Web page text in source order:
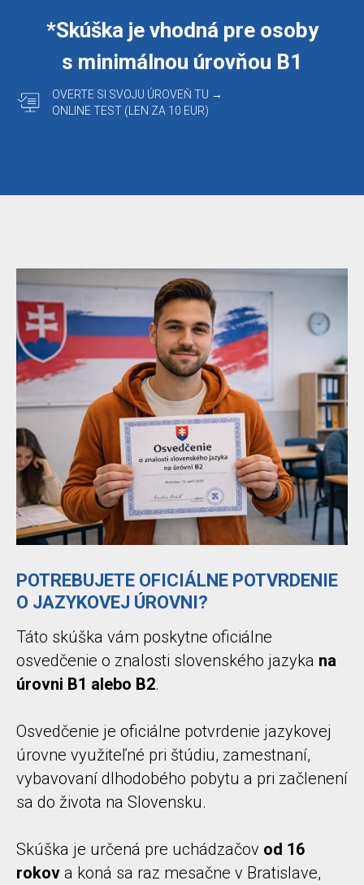
*Skúška je vhodná pre osoby
s minimálnou úrovňou B1
OVERTE SI SVOJU ÚROVEŇ TU →
ONLINE TEST (LEN ZA 10 EUR)
POTREBUJETE OFICIÁLNE POTVRDENIE
O JAZYKOVEJ ÚROVNI?
Táto skúška vám poskytne oficiálne
osvedčenie o znalosti slovenského jazyka na
úrovni B1 alebo B2.
Osvedčenie je oficiálne potvrdenie jazykovej
úrovne využiteľné pri štúdiu, zamestnaní,
vybavovaní dlhodobého pobytu a pri začlenení
sa do života na Slovensku.
Skúška je určená pre uchádzačov od 16
rokov a koná sa raz mesačne v Bratislave,